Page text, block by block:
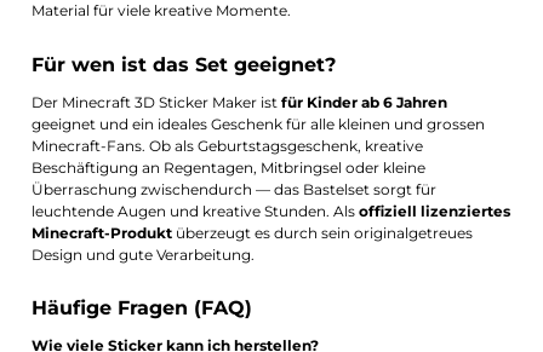
Material für viele kreative Momente.
Für wen ist das Set geeignet?
Der Minecraft 3D Sticker Maker istfür Kinder ab 6 Jahren
geeignet und ein ideales Geschenk für alle kleinen und grossen
Minecraft-Fans. Ob als Geburtstagsgeschenk, kreative
Beschäftigung an Regentagen, Mitbringsel oder kleine
Überraschung zwischendurch — das Bastelset sorgt für
leuchtende Augen und kreative Stunden. Alsoffiziell lizenziertes
Minecraft-Produkt überzeugt es durch sein originalgetreues
Design und gute Verarbeitung.
Häufige Fragen (FAQ)
Wie viele Sticker kann ich herstellen?